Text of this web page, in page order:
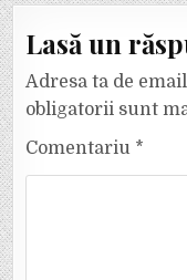
Lasă un
Adresa ta de
obligatorii sunt
Comentariu *